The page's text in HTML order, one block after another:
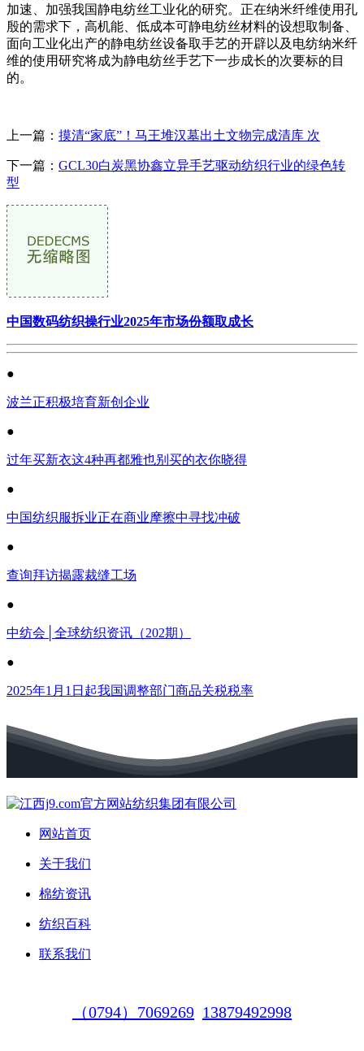
加速、加强我国静电纺丝工业化的研究。正在纳米纤维使用孔
殷的需求下，高机能、低成本可静电纺丝材料的设想取制备、
面向工业化出产的静电纺丝设备取手艺的开辟以及电纺纳米纤
维的使用研究将成为静电纺丝手艺下一步成长的次要标的目
的。
上一篇： 摸清“家底”！马王堆汉墓出土文物完成清库 次
下一篇： GCL30白炭黑协鑫立异手艺驱动纺织行业的绿色转
型
中国数码纺织操行业2025年市场份额取成长
●
波兰正积极培育新创企业
●
过年买新衣这4种再都雅也别买的衣你晓得
●
中国纺织服拆业正在商业摩擦中寻找冲破
●
查询拜访揭露裁缝工场
●
中纺会│全球纺织资讯（202期）
●
2025年1月1日起我国调整部门商品关税税率
网站首页
关于我们
棉纺资讯
纺织百科
联系我们
（0794）7069269 13879492998